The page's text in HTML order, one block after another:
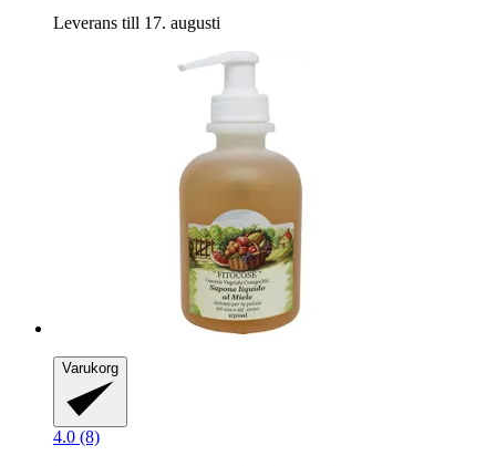
Leverans till 17. augusti
Varukorg
4.0 (8)